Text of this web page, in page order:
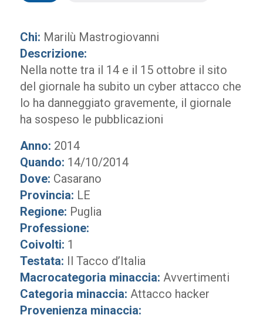
Chi: Marilù Mastrogiovanni
Descrizione:
Nella notte tra il 14 e il 15 ottobre il sito
del giornale ha subito un cyber attacco che
lo ha danneggiato gravemente, il giornale
ha sospeso le pubblicazioni
Anno: 2014
Quando: 14/10/2014
Dove: Casarano
Provincia: LE
Regione: Puglia
Professione:
Coivolti: 1
Testata: Il Tacco d’Italia
Macrocategoria minaccia: Avvertimenti
Categoria minaccia: Attacco hacker
Provenienza minaccia: